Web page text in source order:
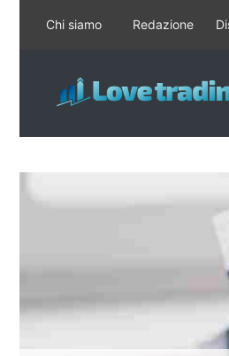
contenuto
Chi siamo Redazione